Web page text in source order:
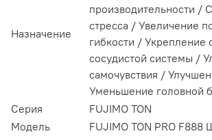
Назначение
производительности /
стресса / Увеличение
гибкости / Укрепление
сосудистой системы /
самочувствия /
Уменьшение головной
Серия
FUJIMO TON
Модель
FUJIMO TON PRO F888